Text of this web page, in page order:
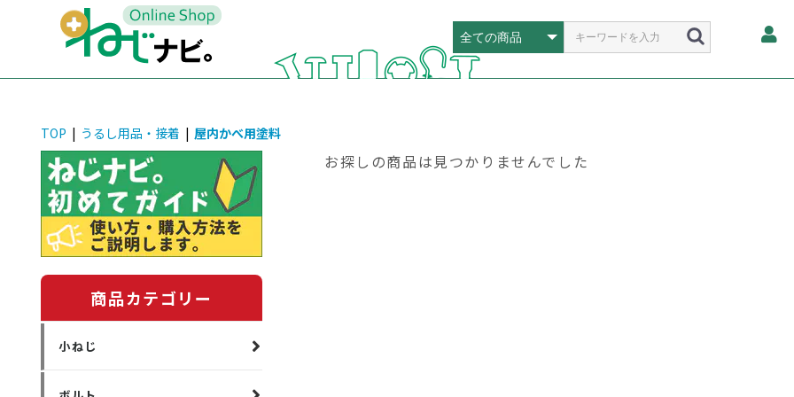
TOP | うるし用品・接着 | 屋内かべ用塗料
商品カテゴリー
小ねじ
お探しの商品は見つかりませんでした